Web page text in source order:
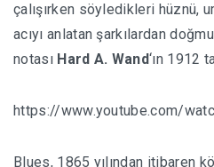
çalışırken söyledikleri hüznü,
acıyı anlatan şarkılardan
notası Hard A. Wand‘ın 1912
https://www.youtube.com/
Blues, 1865 yılından itibaren